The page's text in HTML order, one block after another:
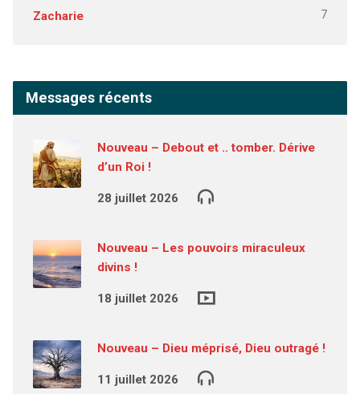
Zacharie 7
Messages récents
Nouveau – Debout et .. tomber. Dérive
d’un Roi !
28 juillet 2026
Nouveau – Les pouvoirs miraculeux
divins !
18 juillet 2026
Nouveau – Dieu méprisé, Dieu outragé !
11 juillet 2026